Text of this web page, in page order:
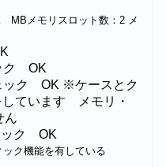
メモリスロット数：2 メ
ク OK
ック OK ※ケースとク
しています メモリ・
ん
ック OK
ク機能を有している